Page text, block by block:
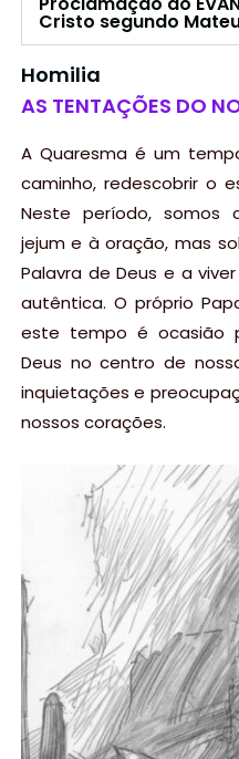
Cristo segundo
Homilia
AS TENTAÇÕES DO
A Quaresma é um
caminho, redescobrir o
Neste período, somos
jejum e à oração, mas
Palavra de Deus e a
autêntica. O próprio
este tempo é ocasião
Deus no centro de
inquietações e
nossos corações.